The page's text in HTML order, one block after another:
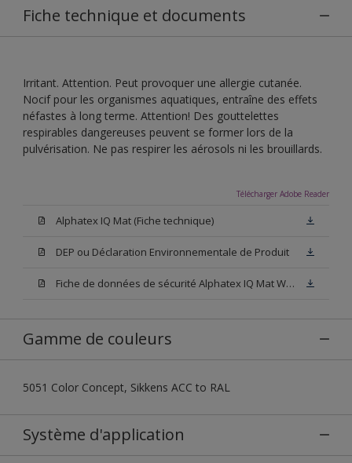
Fiche technique et documents
Irritant. Attention. Peut provoquer une allergie cutanée.
Nocif pour les organismes aquatiques, entraîne des effets
néfastes à long terme. Attention! Des gouttelettes
respirables dangereuses peuvent se former lors de la
pulvérisation. Ne pas respirer les aérosols ni les brouillards.
Télécharger Adobe Reader
Alphatex IQ Mat (Fiche technique)
DEP ou Déclaration Environnementale de Produit
Fiche de données de sécurité Alphatex IQ Mat White W05 (SDS)
Gamme de couleurs
5051 Color Concept, Sikkens ACC to RAL
Système d'application